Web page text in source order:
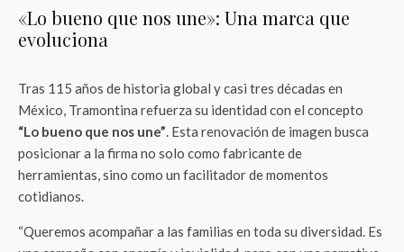
«Lo bueno que nos une»: Una marca que
evoluciona
Tras 115 años de historia global y casi tres décadas en
México, Tramontina refuerza su identidad con el concepto
“Lo bueno que nos une”. Esta renovación de imagen busca
posicionar a la firma no solo como fabricante de
herramientas, sino como un facilitador de momentos
cotidianos.
“Queremos acompañar a las familias en toda su diversidad. Es